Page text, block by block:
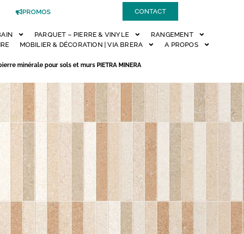
PROMOS CONTACT
PARQUET – PIERRE & VINYLE
RANGEMENT
MOBILIER & DÉCORATION | VIA BRERA A PROPOS
minérale pour sols et murs PIETRA MINERA